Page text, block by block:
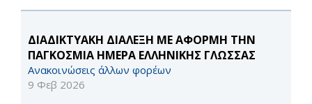
ΔΙΑΔΙΚΤΥΑΚΗ ΔΙΑΛΕΞΗ ΜΕ ΑΦΟΡΜΗ ΤΗΝ
ΠΑΓΚΟΣΜΙΑ ΗΜΕΡΑ ΕΛΛΗΝΙΚΗΣ ΓΛΩΣΣΑΣ
Ανακοινώσεις άλλων φορέων
9 Φεβ 2026